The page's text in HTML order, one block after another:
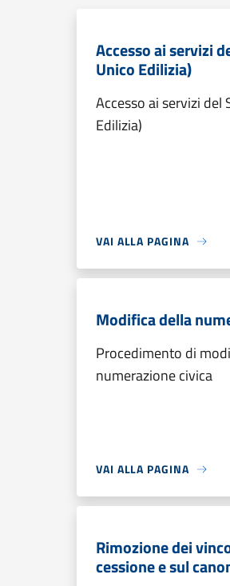
Accesso ai servizi
Unico Edilizia)
Accesso ai servizi del
Edilizia)
VAI ALLA PAGINA
Modifica della
Procedimento di
numerazione civica
VAI ALLA PAGINA
Rimozione dei
cessione e sul